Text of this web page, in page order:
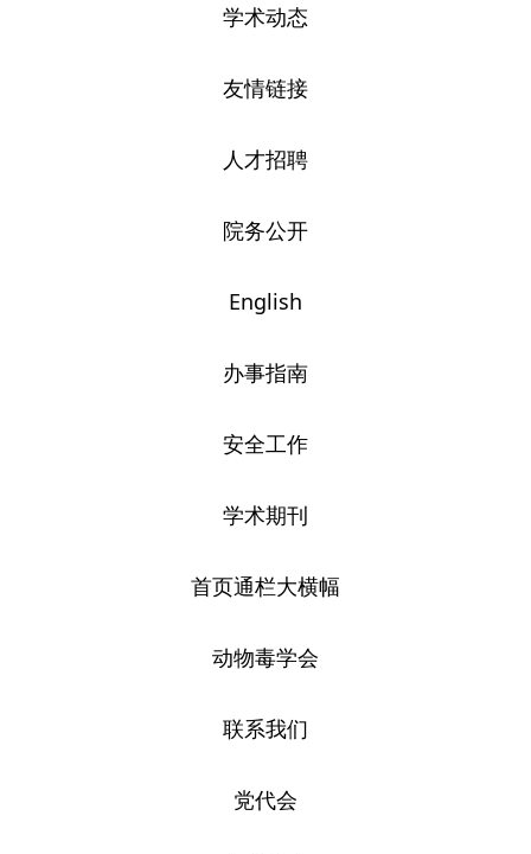
学术动态
友情链接
人才招聘
院务公开
English
办事指南
安全工作
学术期刊
首页通栏大横幅
动物毒学会
联系我们
党代会